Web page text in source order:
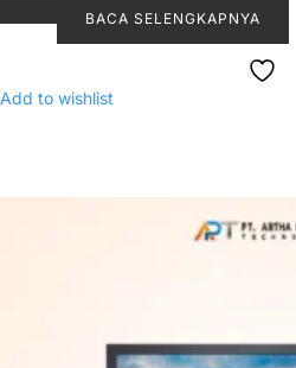
BACA SELENGKAPNYA
Add to wishlist